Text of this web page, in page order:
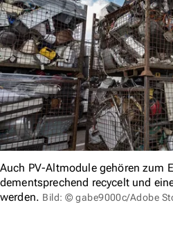
Auch PV-Altmodule gehören zum
dementsprechend recycelt und
werden. Bild: © gabe9000c/Adobe